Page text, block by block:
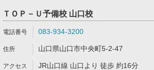
ＴＯＰ－Ｕ予備校 山口校
083-934-3200
山口県山口市中央町5-2-47
JR山口線 山口より 徒歩 約16分